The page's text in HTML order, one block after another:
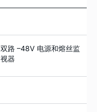
双路 –48V 电源和熔丝监
视器